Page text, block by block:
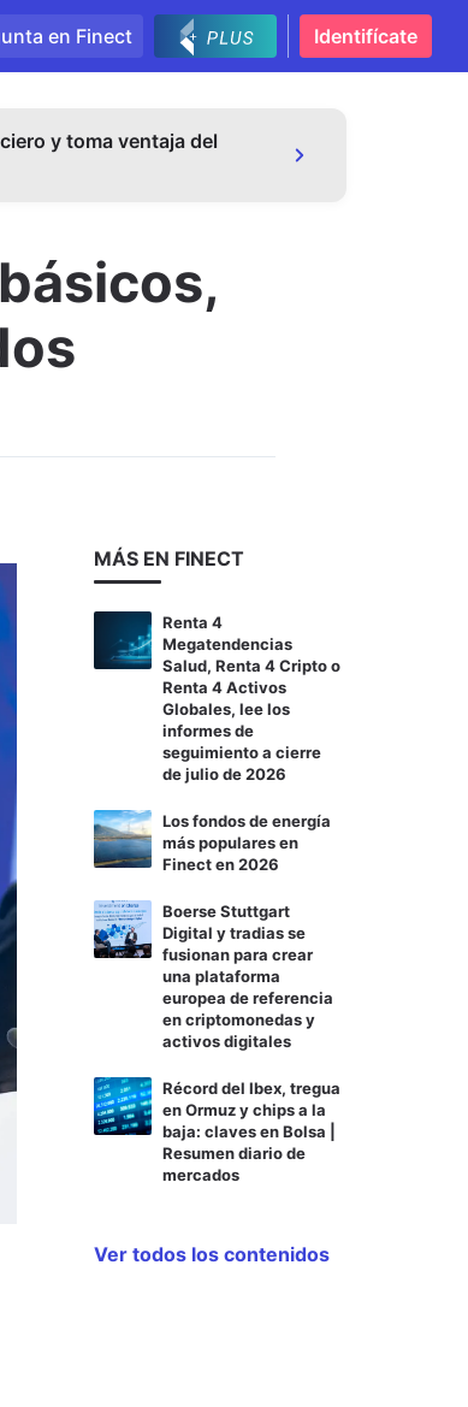
en Finect Identifícate
y toma ventaja del
MÁS EN FINECT
Renta 4
Megatendencias
Salud, Renta 4 Cripto o
Renta 4 Activos
Globales, lee los
informes de
seguimiento a cierre
de julio de 2026
Los fondos de energía
más populares en
Finect en 2026
Boerse Stuttgart
Digital y tradias se
fusionan para crear
una plataforma
europea de referencia
en criptomonedas y
activos digitales
Récord del Ibex, tregua
en Ormuz y chips a la
baja: claves en Bolsa |
Resumen diario de
mercados
Ver todos los contenidos